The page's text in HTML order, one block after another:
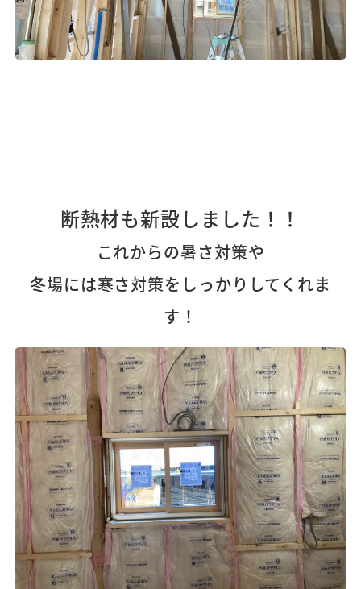
断熱材も新設しました！！
これからの暑さ対策や
冬場には寒さ対策をしっかりしてくれま
す！